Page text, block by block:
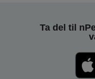
Ta del til